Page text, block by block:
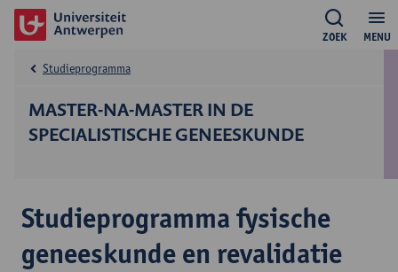
MENU
ZOEK
MASTER-NA-MASTER IN DE
SPECIALISTISCHE GENEESKUNDE
Studieprogramma
Studieprogramma fysische
geneeskunde en revalidatie